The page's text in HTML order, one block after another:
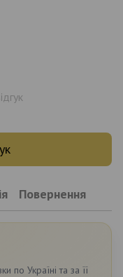
Повернення
по Україні та за її